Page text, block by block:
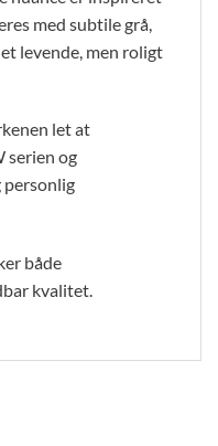
med subtile grå,
levende, men roligt
let at
serien og
personlig
både
kvalitet.